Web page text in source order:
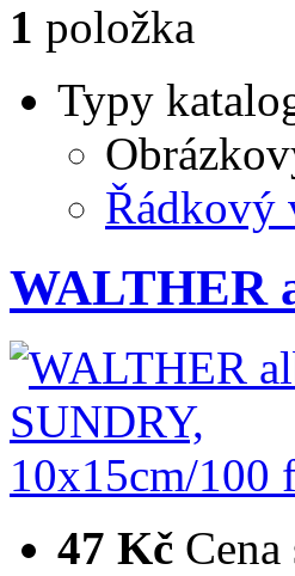
1 položka
Typy
Řádkový
WALTHER
47 Kč